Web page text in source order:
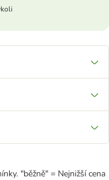
"běžně" = Nejnižší cena